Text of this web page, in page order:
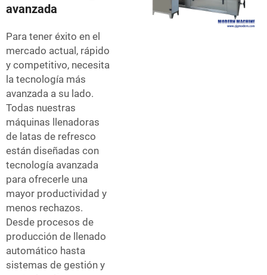
avanzada
Para tener éxito en el
mercado actual, rápido
y competitivo, necesita
la tecnología más
avanzada a su lado.
Todas nuestras
máquinas llenadoras
de latas de refresco
están diseñadas con
tecnología avanzada
para ofrecerle una
mayor productividad y
menos rechazos.
Desde procesos de
producción de llenado
automático hasta
sistemas de gestión y